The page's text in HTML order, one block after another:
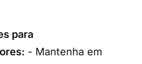
para
- Mantenha em